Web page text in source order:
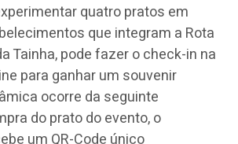
quatro pratos em
que integram a Rota
Tainha, pode fazer o check-in na
para ganhar um souvenir
ocorre da seguinte
do prato do evento, o
um QR-Code único